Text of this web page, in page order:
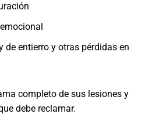
de entierro y otras pérdidas en
completo de sus lesiones y
debe reclamar.